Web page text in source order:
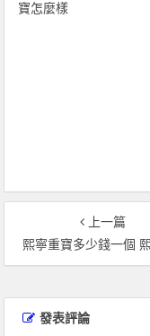
寶怎麼樣
上一篇
熙寧重寶多少錢一個 熙寧重寶最新拍賣價
發表評論